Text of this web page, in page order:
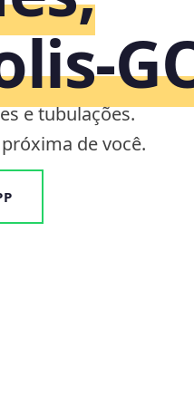
e tubulações.
de você.